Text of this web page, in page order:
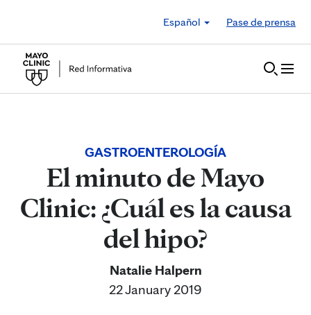
Español
Pase de prensa
GASTROENTEROLOGÍA
El minuto de Mayo
Clinic: ¿Cuál es la causa
del hipo?
Natalie Halpern
22 January 2019